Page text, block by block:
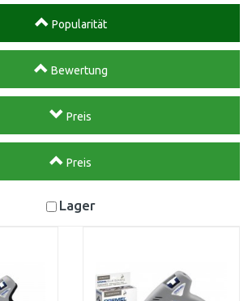
Popularität
Bewertung
Preis
Preis
Lager